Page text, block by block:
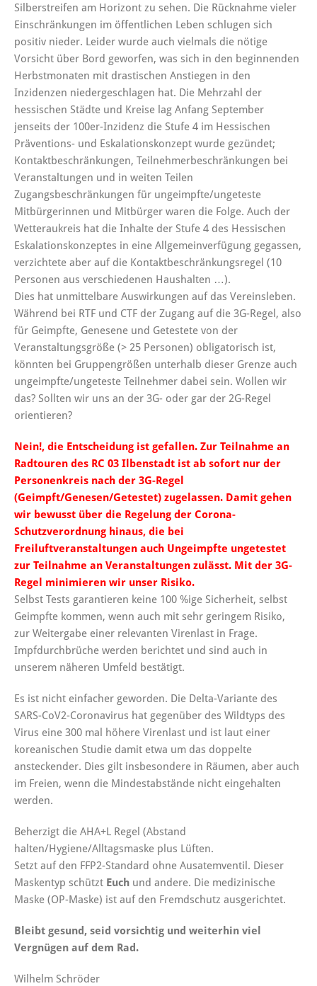
Silberstreifen am Horizont zu sehen. Die Rücknahme vieler
Einschränkungen im öffentlichen Leben schlugen sich
positiv nieder. Leider wurde auch vielmals die nötige
Vorsicht über Bord geworfen, was sich in den beginnenden
Herbstmonaten mit drastischen Anstiegen in den
Inzidenzen niedergeschlagen hat. Die Mehrzahl der
hessischen Städte und Kreise lag Anfang September
jenseits der 100er-Inzidenz die Stufe 4 im Hessischen
Präventions- und Eskalationskonzept wurde gezündet;
Kontaktbeschränkungen, Teilnehmerbeschränkungen bei
Veranstaltungen und in weiten Teilen
Zugangsbeschränkungen für ungeimpfte/ungeteste
Mitbürgerinnen und Mitbürger waren die Folge. Auch der
Wetteraukreis hat die Inhalte der Stufe 4 des Hessischen
Eskalationskonzeptes in eine Allgemeinverfügung gegassen,
verzichtete aber auf die Kontaktbeschränkungsregel (10
Personen aus verschiedenen Haushalten …).
Dies hat unmittelbare Auswirkungen auf das Vereinsleben.
Während bei RTF und CTF der Zugang auf die 3G-Regel, also
für Geimpfte, Genesene und Getestete von der
Veranstaltungsgröße (> 25 Personen) obligatorisch ist,
könnten bei Gruppengrößen unterhalb dieser Grenze auch
ungeimpfte/ungeteste Teilnehmer dabei sein. Wollen wir
das? Sollten wir uns an der 3G- oder gar der 2G-Regel
orientieren?
Nein!, die Entscheidung ist gefallen. Zur Teilnahme an
Radtouren des RC 03 Ilbenstadt ist ab sofort nur der
Personenkreis nach der 3G-Regel
(Geimpft/Genesen/Getestet) zugelassen. Damit gehen
wir bewusst über die Regelung der Corona-
Schutzverordnung hinaus, die bei
Freiluftveranstaltungen auch Ungeimpfte ungetestet
zur Teilnahme an Veranstaltungen zulässt. Mit der 3G-
Regel minimieren wir unser Risiko.
Selbst Tests garantieren keine 100 %ige Sicherheit, selbst
Geimpfte kommen, wenn auch mit sehr geringem Risiko,
zur Weitergabe einer relevanten Virenlast in Frage.
Impfdurchbrüche werden berichtet und sind auch in
unserem näheren Umfeld bestätigt.
Es ist nicht einfacher geworden. Die Delta-Variante des
SARS-CoV2-Coronavirus hat gegenüber des Wildtyps des
Virus eine 300 mal höhere Virenlast und ist laut einer
koreanischen Studie damit etwa um das doppelte
ansteckender. Dies gilt insbesondere in Räumen, aber auch
im Freien, wenn die Mindestabstände nicht eingehalten
werden.
Beherzigt die AHA+L Regel (Abstand
halten/Hygiene/Alltagsmaske plus Lüften.
Setzt auf den FFP2-Standard ohne Ausatemventil. Dieser
Maskentyp schützt Euch und andere. Die medizinische
Maske (OP-Maske) ist auf den Fremdschutz ausgerichtet.
Bleibt gesund, seid vorsichtig und weiterhin viel
Vergnügen auf dem Rad.
Wilhelm Schröder